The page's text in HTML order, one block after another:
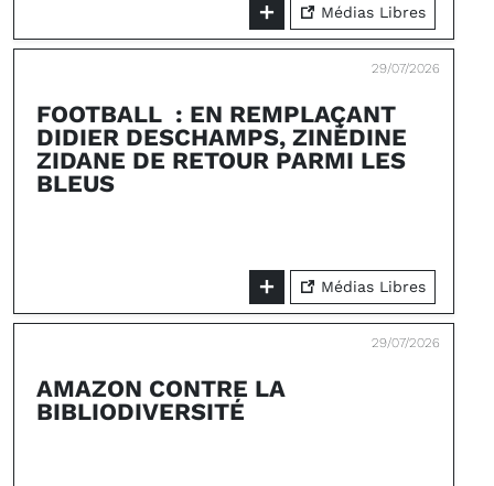
Médias Libres
29/07/2026
FOOTBALL : EN REMPLAÇANT
DIDIER DESCHAMPS, ZINÉDINE
ZIDANE DE RETOUR PARMI LES
BLEUS
Médias Libres
29/07/2026
AMAZON CONTRE LA
BIBLIODIVERSITÉ